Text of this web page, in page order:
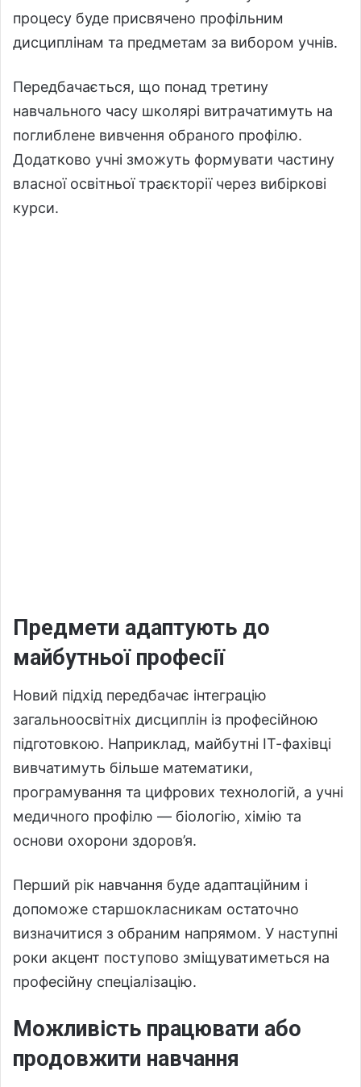
процесу буде присвячено профільним
дисциплінам та предметам за вибором учнів.
Передбачається, що понад третину
навчального часу школярі витрачатимуть на
поглиблене вивчення обраного профілю.
Додатково учні зможуть формувати частину
власної освітньої траєкторії через вибіркові
курси.
Предмети адаптують до
майбутньої професії
Новий підхід передбачає інтеграцію
загальноосвітніх дисциплін із професійною
підготовкою. Наприклад, майбутні ІТ-фахівці
вивчатимуть більше математики,
програмування та цифрових технологій, а учні
медичного профілю — біологію, хімію та
основи охорони здоров’я.
Перший рік навчання буде адаптаційним і
допоможе старшокласникам остаточно
визначитися з обраним напрямом. У наступні
роки акцент поступово зміщуватиметься на
професійну спеціалізацію.
Можливість працювати або
продовжити навчання